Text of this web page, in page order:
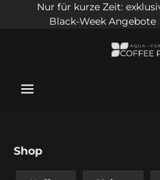
Nur für kurze Zeit:
Black-Week Angebote
Shop